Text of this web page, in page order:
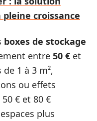
croissance
boxes de stockage
entre 50 € et
1 à 3 m²,
ou effets
€ et 80 €
plus